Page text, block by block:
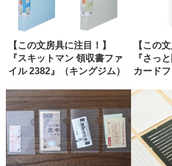
【この文房具に注目！】
『スキットマン 領収書ファ
イル 2382』（キングジム）
【この
『さっ
カード